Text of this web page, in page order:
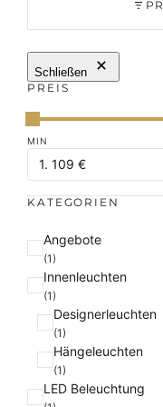
Schließen
PREIS
KATEGORIEN
K
a
t
e
Angebote
(1)
Innenleuchten
(1)
Designerleuchten
(1)
Hängeleuchten
(1)
LED Beleuchtung